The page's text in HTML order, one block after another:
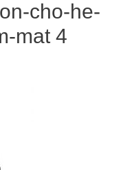
cho-he-
mat 4